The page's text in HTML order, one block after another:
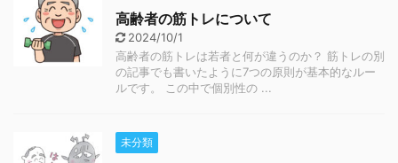
高齢者の筋トレについて
2024/10/1
高齢者の筋トレは若者と何が違うのか？ 筋トレの別
の記事でも書いたように7つの原則が基本的なルー
ルです。 この中で個別性の ...
未分類